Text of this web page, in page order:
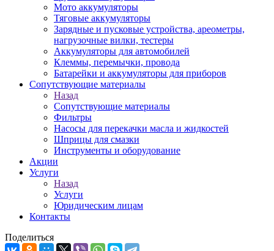
Мото аккумуляторы
Тяговые аккумуляторы
Зарядные и пусковые устройства, ареометры,
нагрузочные вилки, тестеры
Аккумуляторы для автомобилей
Клеммы, перемычки, провода
Батарейки и аккумуляторы для приборов
Сопутствующие материалы
Назад
Сопутствующие материалы
Фильтры
Насосы для перекачки масла и жидкостей
Шприцы для смазки
Инструменты и оборудование
Акции
Услуги
Назад
Услуги
Юридическим лицам
Контакты
Поделиться